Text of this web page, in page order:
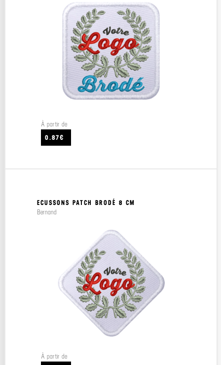
À partir de
0.87€
ECUSSONS PATCH BRODÉ 8 CM
Bernand
À partir de